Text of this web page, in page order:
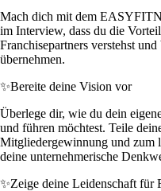
Mach dich mit dem
im Interview, dass du die
Franchisepartners verstehst
übernehmen.
✨Bereite deine Vision vor
Überlege dir, wie du dein
und führen möchtest. Teile
Mitgliedergewinnung und zum
deine unternehmerische
✨Zeige deine Leidenschaft für